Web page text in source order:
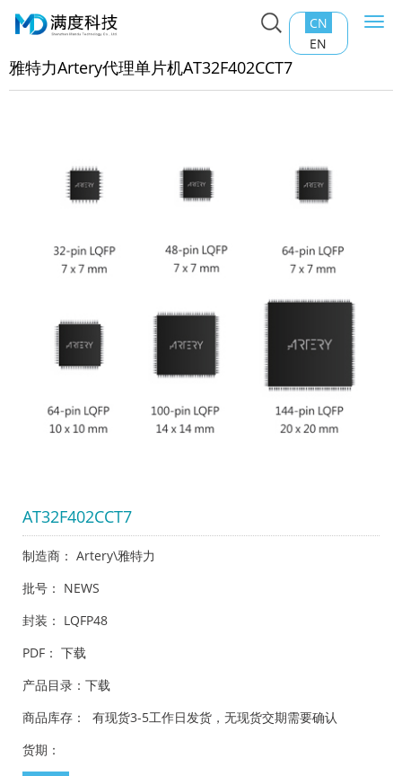
CN
EN
主页>产品中心>SOC芯片
雅特力Artery代理单片机
雅特力Artery代理单片机AT32F402CCT7
AT32F402CCT7
制造商： Artery\雅特力
批号： NEWS
封装： LQFP48
PDF： 下载
产品目录： 下载
商品库存： 有现货3-5工作日发货，无现货交期需要确认
货期：